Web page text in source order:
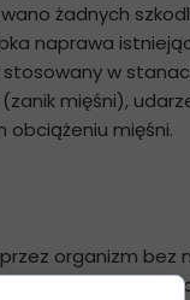
żadnych
naprawa
stosowany w
mięśni),
mięśni.
organizm bez
bazie wody,